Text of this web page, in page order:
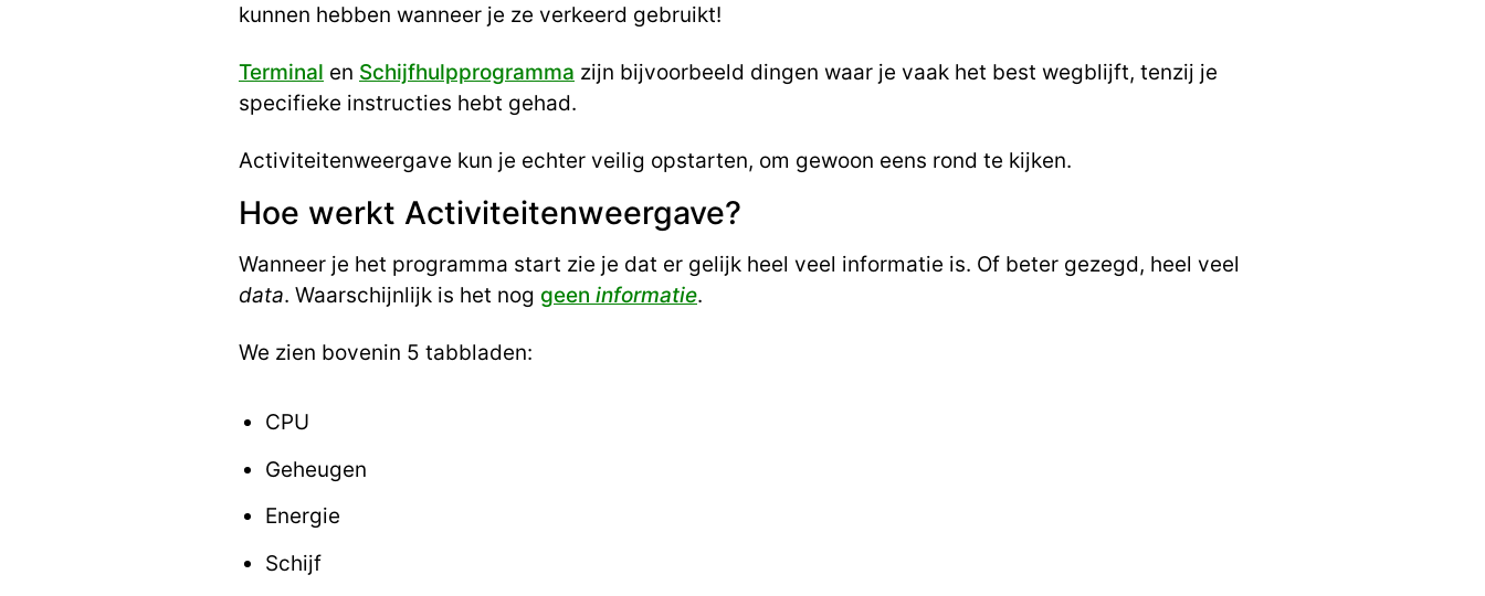
kunnen hebben wanneer je ze verkeerd gebruikt!
Terminal en Schijfhulpprogramma zijn bijvoorbeeld dingen waar je vaak het best wegblijft, tenzij je
specifieke instructies hebt gehad.
Activiteitenweergave kun je echter veilig opstarten, om gewoon eens rond te kijken.
Hoe werkt Activiteitenweergave?
Wanneer je het programma start zie je dat er gelijk heel veel informatie is. Of beter gezegd, heel veel
data. Waarschijnlijk is het nog geen informatie.
We zien bovenin 5 tabbladen:
CPU
Geheugen
Energie
Schijf